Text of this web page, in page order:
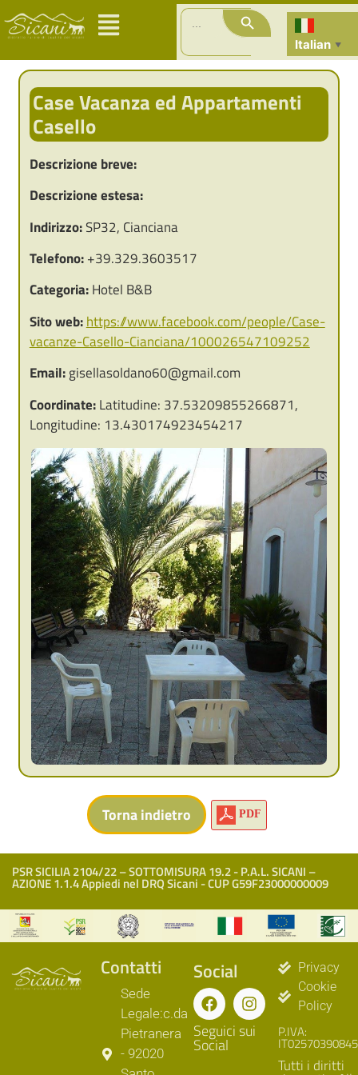
Search
for:
Search Button
Italian ▼
Case Vacanza ed Appartamenti
Casello
Descrizione breve:
Descrizione estesa:
Indirizzo:SP32, Cianciana
Telefono:+39.329.3603517
Categoria:Hotel B&B
Sito web: https://www.facebook.com/people/Case-
vacanze-Casello-Cianciana/100026547109252
Email:gisellasoldano60@gmail.com
Coordinate:Latitudine: 37.53209855266871,
Longitudine: 13.430174923454217
PDF
PSR SICILIA 2104/22 – SOTTOMISURA 19.2 - P.A.L. SICANI –
AZIONE 1.1.4 Appiedi nel DRQ Sicani - CUP G59F23000000009
Contatti
Sede
Legale:c.da
Pietranera
- 92020
Social
Seguici sui
Social
Privacy
Cookie
Policy
P.IVA:
IT02570390845
Tutti i diritti